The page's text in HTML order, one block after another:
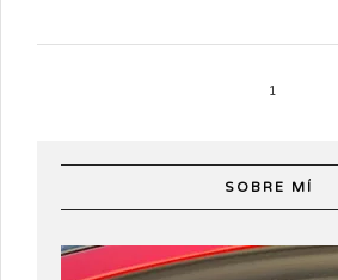
1
SOBRE MÍ